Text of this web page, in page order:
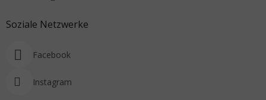
Soziale Netzwerke
Facebook
Instagram